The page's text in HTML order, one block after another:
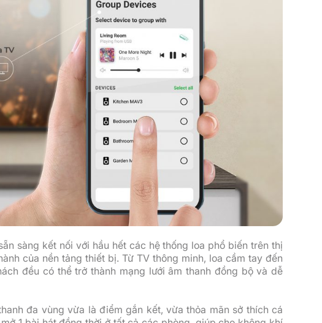
sàng kết nối với hầu hết các hệ thống loa phổ biến trên thị
của nền tảng thiết bị. Từ TV thông minh, loa cầm tay đến
đều có thể trở thành mạng lưới âm thanh đồng bộ và dễ
đa vùng vừa là điểm gắn kết, vừa thỏa mãn sở thích cá